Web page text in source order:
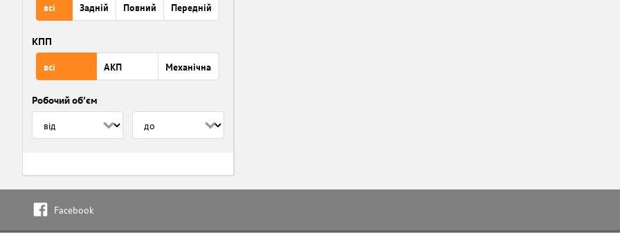
всі Задній Повний Передній
КПП
всі АКП Механічна
Робочий об’єм
Facebook